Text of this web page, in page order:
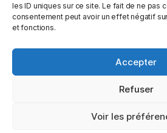
les ID uniques sur ce site. Le fait de ne pas
consentement peut avoir un effet négatif
et fonctions.
Accepter
Refuser
Voir les
Copyright ©2026 Club Fauteuil
Sponsors
Nous